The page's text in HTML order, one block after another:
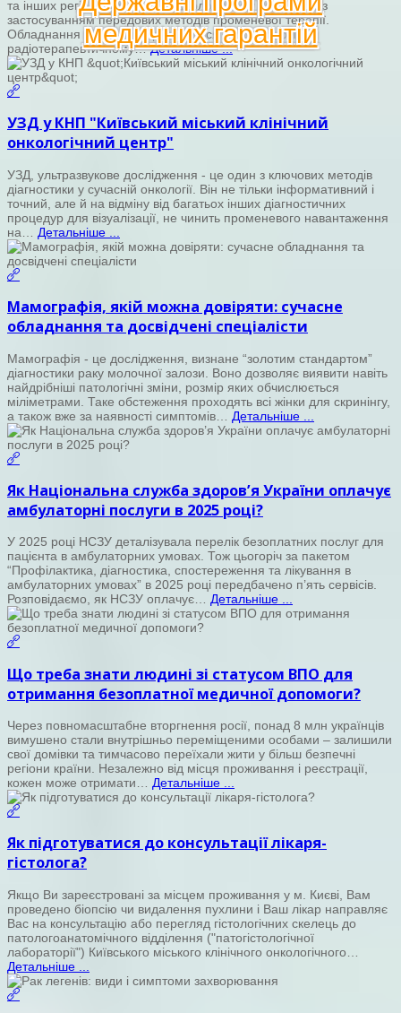
та інших регіонів України в радіологічному відділенні із
застосуванням передових методів променевої терапії.
Обладнання Лікування проводиться на сучасному
радіотерапевтичному…Детальніше ...
УЗД у КНП "Київський міський клінічний
онкологічний центр"
УЗД, ультразвукове дослідження - це один з ключових методів
діагностики у сучасній онкології. Він не тільки інформативний і
точний, але й на відміну від багатьох інших діагностичних
процедур для візуалізації, не чинить променевого навантаження
на… Детальніше ...
Мамографія, якій можна довіряти: сучасне
обладнання та досвідчені спеціалісти
Мамографія - це дослідження, визнане “золотим стандартом”
діагностики раку молочної залози. Воно дозволяє виявити навіть
найдрібніші патологічні зміни, розмір яких обчислюється
міліметрами. Таке обстеження проходять всі жінки для скринінгу,
а також вже за наявності симптомів… Детальніше ...
Як Національна служба здоров’я України оплачує
амбулаторні послуги в 2025 році?
У 2025 році НСЗУ деталізувала перелік безоплатних послуг для
пацієнта в амбулаторних умовах. Тож цьогоріч за пакетом
“Профілактика, діагностика, спостереження та лікування в
амбулаторних умовах” в 2025 році передбачено п’ять сервісів.
Розповідаємо, як НСЗУ оплачує… Детальніше ...
Що треба знати людині зі статусом ВПО для
отримання безоплатної медичної допомоги?
Через повномасштабне вторгнення росії, понад 8 млн українців
вимушено стали внутрішньо переміщеними особами – залишили
свої домівки та тимчасово переїхали жити у більш безпечні
регіони країни. Незалежно від місця проживання і реєстрації,
кожен може отримати… Детальніше ...
Як підготуватися до консультації лікаря-
гістолога?
Якщо Ви зареєстровані за місцем проживання у м. Києві, Вам
проведено біопсію чи видалення пухлини і Ваш лікар направляє
Вас на консультацію або перегляд гістологічних скелець до
патологоанатомічного відділення ("патогістологічної
лабораторії") Київського міського клінічного онкологічного…
Детальніше ...
медичних гарантій